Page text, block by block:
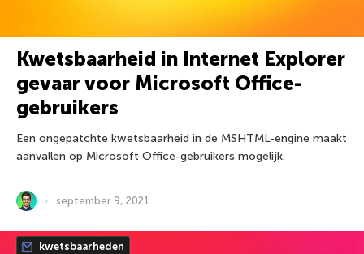
Kwetsbaarheid in Internet Explorer
gevaar voor Microsoft Office-
gebruikers
Een ongepatchte kwetsbaarheid in de MSHTML-engine maakt
aanvallen op Microsoft Office-gebruikers mogelijk.
september 9, 2021
kwetsbaarheden